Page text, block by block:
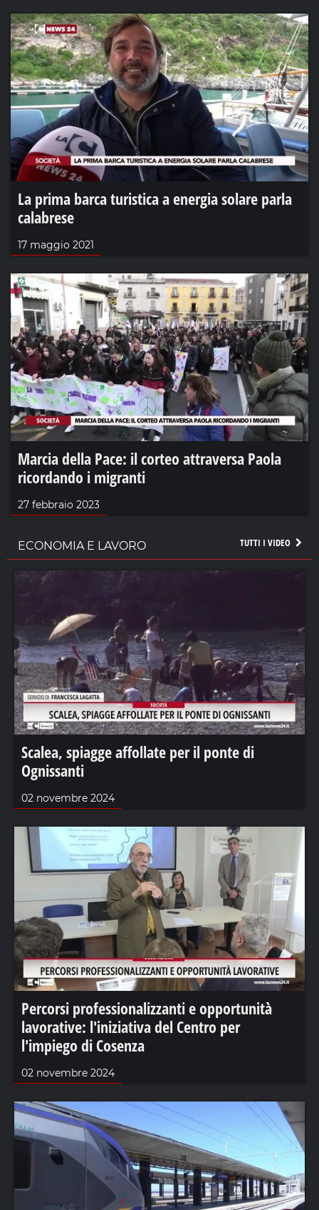
La prima barca turistica a energia solare parla
calabrese
17 maggio 2021
Marcia della Pace: il corteo attraversa Paola
ricordando i migranti
27 febbraio 2023
TUTTI I VIDEO
ECONOMIA E LAVORO
Scalea, spiagge affollate per il ponte di
Ognissanti
02 novembre 2024
Percorsi professionalizzanti e opportunità
lavorative: l'iniziativa del Centro per
l'impiego di Cosenza
02 novembre 2024